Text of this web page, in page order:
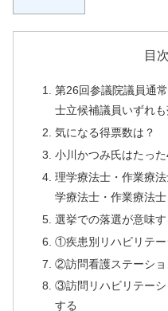
目次
第26回参議院議員通
士立候補議員いずれ
気になる得票数は？
小川かつみ氏はたっ
理学療法士・作業療
学療法士・作業療法
選挙での落選が意味
①疾患別リハビリテ
②訪問看護ステーショ
③訪問リハビリテーシ
する